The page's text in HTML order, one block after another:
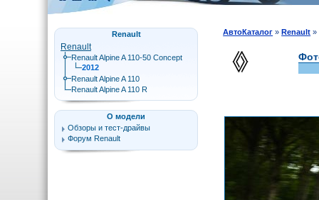
АвтоКаталог »Renault »
Renault
Renault
Renault Alpine A 110-50 Concept
2012
Renault Alpine A 110
Renault Alpine A 110 R
О модели
Обзоры и тест-драйвы
Форум Renault